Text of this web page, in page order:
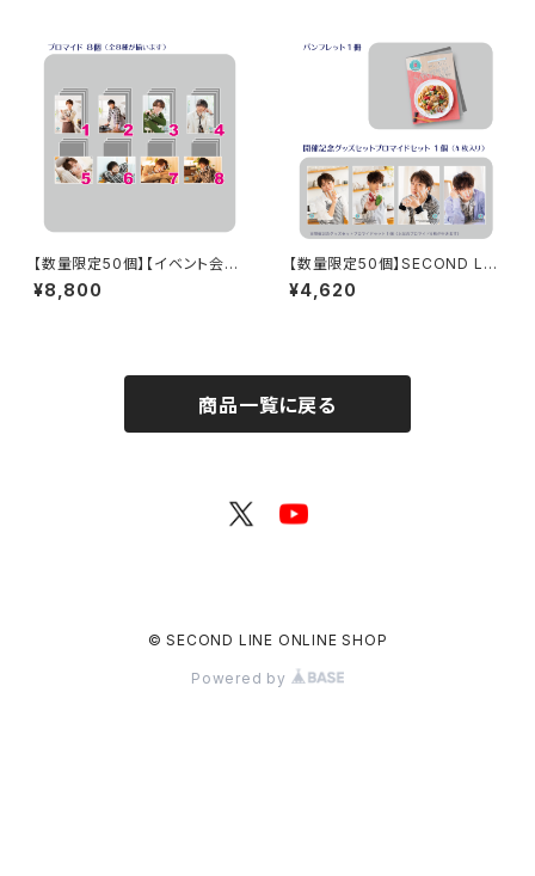
【数量限定50個】【イベント会場
特典付き】SECOND LINE Pre
sents みんなに会いに行くよ!
¥8,800
【数量限定50個】SECOND LIN
E Presents みんなに会いに行
くよ! 第45回 in 静岡 開催記念
¥4,620
商品一覧に戻る
© SECOND LINE ONLINE SHOP
Powered by